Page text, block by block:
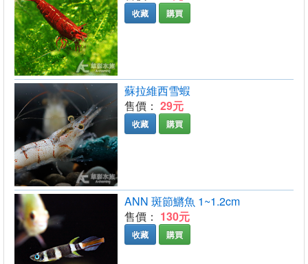
收藏 購買
蘇拉維西雪蝦
售價： 29元
收藏 購買
ANN 斑節鱂魚 1~1.2cm
售價： 130元
收藏 購買